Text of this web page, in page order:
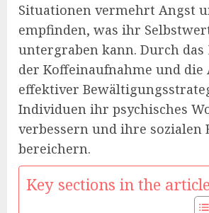
Situationen vermehrt Angst
empfinden, was ihr
untergraben kann. Durch das
der Koffeinaufnahme und die
effektiver
Individuen ihr psychisches
verbessern und ihre sozialen
bereichern.
Key sections in the